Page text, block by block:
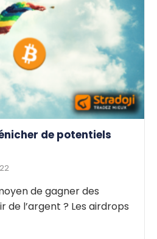
de potentiels
de gagner des
de l’argent ? Les airdrops